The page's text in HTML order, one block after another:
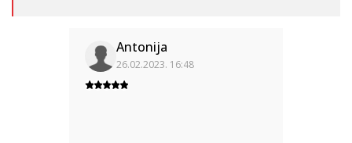
Antonija
26.02.2023. 16:48